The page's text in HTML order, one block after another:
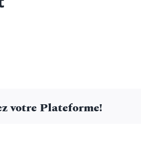
votre Plateforme!